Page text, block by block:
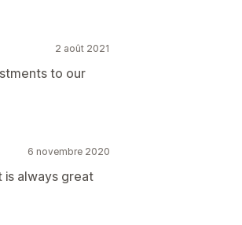
2 août 2021
to our
6 novembre 2020
is always great